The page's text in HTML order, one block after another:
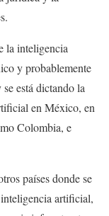
la inteligencia
y probablemente
está dictando la
en México, en
Colombia, e
países donde se
artificial,